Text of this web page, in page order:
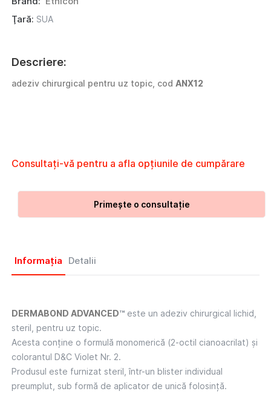
Ţară: SUA
Descriere:
adeziv chirurgical pentru uz topic, cod ANX12
Consultați-vă pentru a afla opțiunile de cumpărare
Primește o consultație
Informația Detalii
DERMABOND ADVANCED™este un adeziv chirurgical lichid,
steril, pentru uz topic.
Acesta conține o formulă monomerică (2-octil cianoacrilat) și
colorantul D&C Violet Nr. 2.
Produsul este furnizat steril, într-un blister individual
preumplut, sub formă de aplicator de unică folosință.